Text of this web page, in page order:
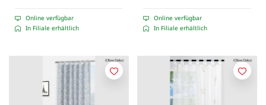
Online verfügbar
In Filiale erhältlich
Online verfügbar
In Filiale erhältlich
Merken